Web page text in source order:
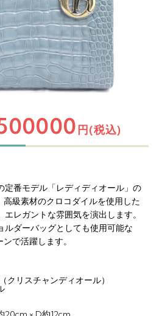
円(税込)
定番モデル「レディディオール」の
級素材のクロコダイルを使用した
レガントな雰囲気を演出します。
ルダーバッグとしても使用可能な
で活躍します。
クリスチャンディオール）